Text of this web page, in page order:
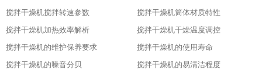
搅拌干燥机搅拌转速参数
搅拌干燥机筒体材质特性
搅拌干燥机加热效率解析
搅拌干燥机干燥温度调控
搅拌干燥机的维护保养要求
搅拌干燥机的使用寿命
搅拌干燥机的噪音分贝
搅拌干燥机的易清洁程度